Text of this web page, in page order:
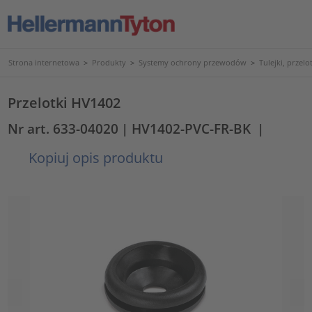
Strona internetowa > Produkty > Systemy ochrony przewodów > Tulejki,
Przelotki HV1402
Nr art. 633-04020 | HV1402-PVC-FR-BK |
Kopiuj opis produktu